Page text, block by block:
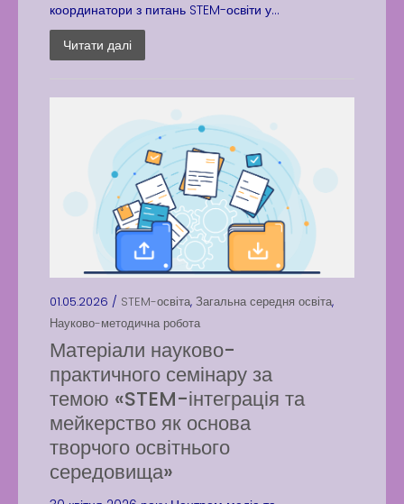
координатори з питань STEM-освіти у...
Читати далі
01.05.2026 / STEM-освіта, Загальна середня освіта,
Науково-методична робота
Матеріали науково-
практичного семінару за
темою «STEM-інтеграція та
мейкерство як основа
творчого освітнього
середовища»